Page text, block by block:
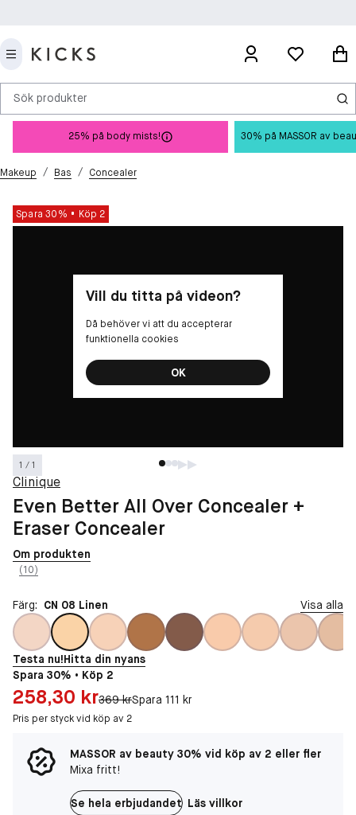
Sök produkter
25% på body mists! 30% på MASSOR av
Makeup / Bas / Concealer
Spara 30% Köp 2
1 / 1
Vill du titta på videon?
Då behöver vi att du accepterar
funktionella cookies
OK
Clinique
Even Better All Over Concealer +
Eraser Concealer
Om produkten
(10)
Färg: CN 08 Linen Visa alla
Testa nu!Hitta din nyans
Spara 30% • Köp 2
Pris: 258,30 kr
258,30 krOriginal pris:
369 krSpara 111 kr
Pris per styck vid köp av 2
MASSOR av beauty 30% vid köp av 2 eller fler
Mixa fritt!
Se hela erbjudandet Läs villkor